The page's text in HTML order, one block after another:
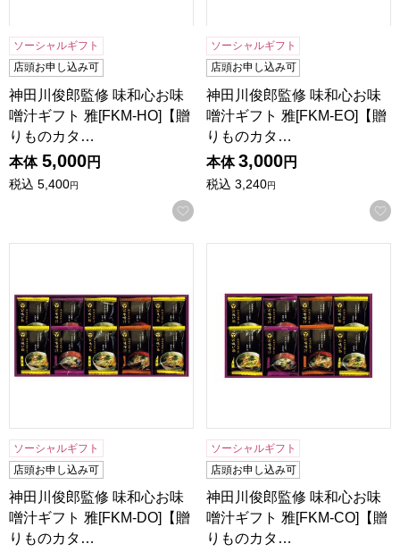
ソーシャルギフト
店頭お申し込み可
神田川俊郎監修 味和心お味
噌汁ギフト 雅[FKM-HO]【贈
りものカタ…
本体 5,000円
税込 5,400円
お気に入りに登録する
ソーシャルギフト
店頭お申し込み可
神田川俊郎監修 味和心お味
噌汁ギフト 雅[FKM-EO]【贈
りものカタ…
本体 3,000円
税込 3,240円
ソーシャルギフト
店頭お申し込み可
神田川俊郎監修 味和心お味
噌汁ギフト 雅[FKM-DO]【贈
りものカタ…
ソーシャルギフト
店頭お申し込み可
神田川俊郎監修 味和心お味
噌汁ギフト 雅[FKM-CO]【贈
りものカタ…